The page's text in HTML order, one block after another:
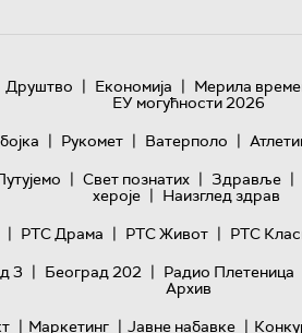
Друштво | Економија | Мерила
ЕУ могућности 2026
| Рукомет | Ватерполо |
| Свет познатих | Здравље |
хероје | Наизглед здрав
| РТС Драма | РТС Живот | РТС
3 | Београд 202 | Радио Плетеница
Архив
| Маркетинг | Јавне набавке |